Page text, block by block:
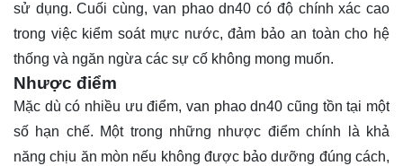
sử dụng. Cuối cùng, van phao dn40 có độ chính xác cao
trong việc kiểm soát mực nước, đảm bảo an toàn cho hệ
thống và ngăn ngừa các sự cố không mong muốn.
Nhược điểm
Mặc dù có nhiều ưu điểm, van phao dn40 cũng tồn tại một
số hạn chế. Một trong những nhược điểm chính là khả
năng chịu ăn mòn nếu không được bảo dưỡng đúng cách,